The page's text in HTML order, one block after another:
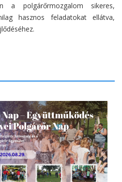
a polgárőrmozgalom sikeres,
hasznos feladatokat ellátva,